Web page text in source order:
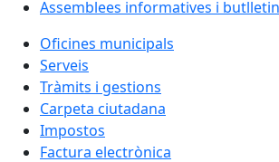
Assemblees informatives i
Oficines municipals
Serveis
Tràmits i gestions
Carpeta ciutadana
Impostos
Factura electrònica